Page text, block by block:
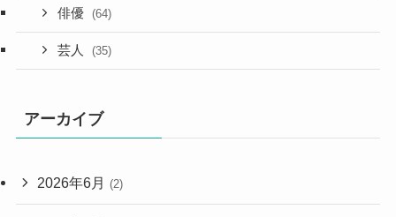
俳優 (64)
芸人 (35)
アーカイブ
2026年6月 (2)